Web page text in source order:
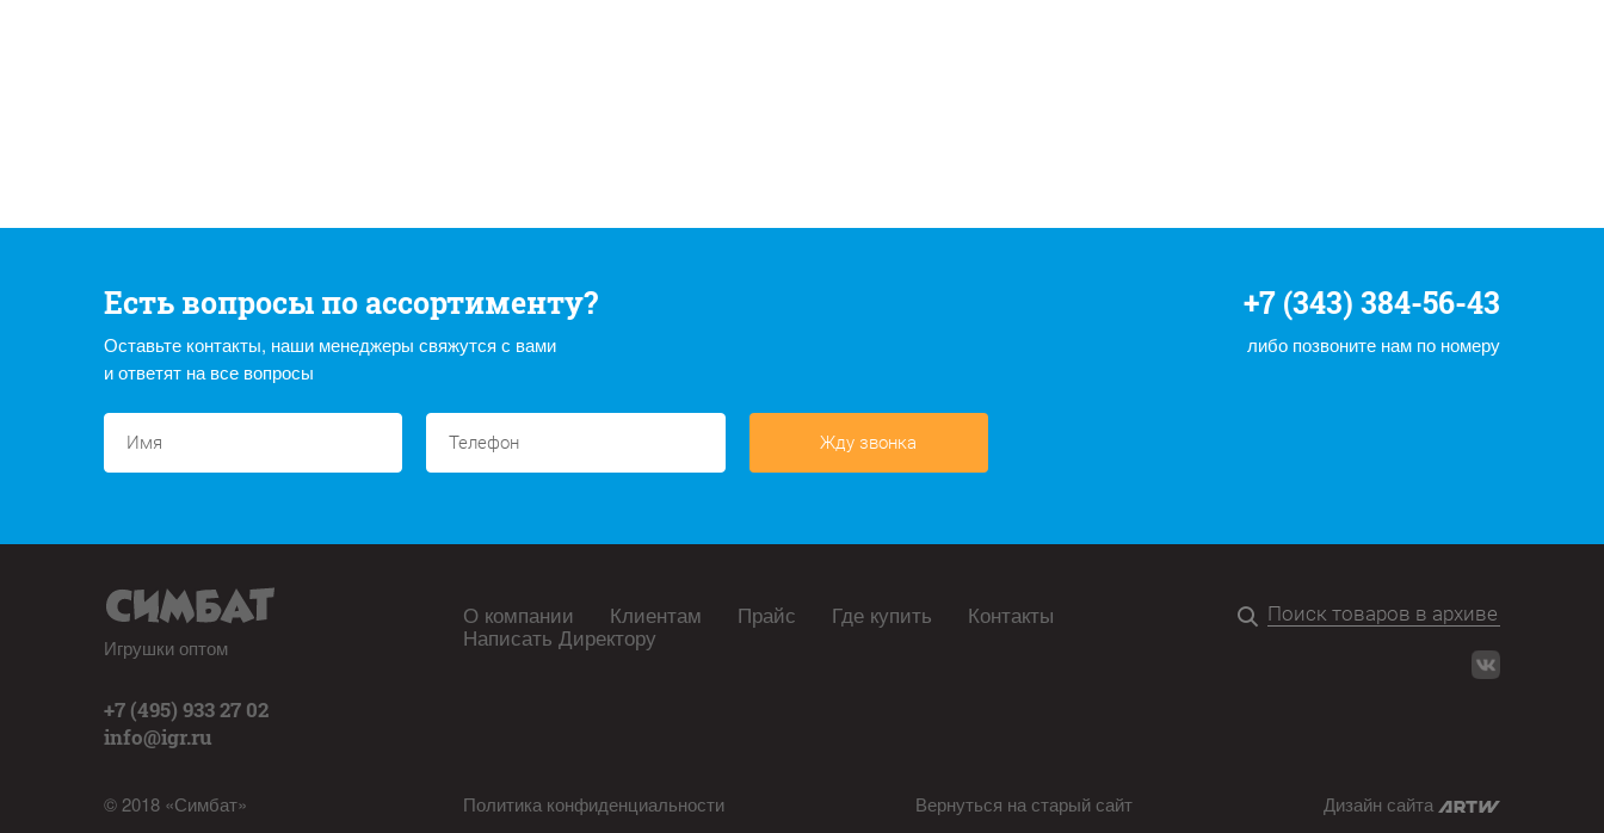
Есть вопросы по ассортименту?
Оставьте контакты, наши менеджеры свяжутся с вами
и ответят на все вопросы
+7 (343) 384-56-43
либо позвоните нам по номеру
Жду звонка
Игрушки оптом
+7 (495) 933 27 02
info@igr.ru
© 2018 «Симбат»
О компании Клиентам Прайс Где купить Контакты
Написать Директору
Политика конфиденциальности Вернуться на старый сайт Дизайн сайта